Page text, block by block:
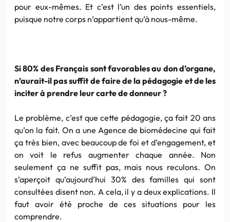
pour eux-mêmes. Et c’est l’un des points essentiels,
puisque notre corps n’appartient qu’à nous-même.
Si 80% des Français sont favorables au don d’organe,
n’aurait-il pas suffit de faire de la pédagogie et de les
inciter à prendre leur carte de donneur ?
Le problème, c’est que cette pédagogie, ça fait 20 ans
qu’on la fait. On a une Agence de biomédecine qui fait
ça très bien, avec beaucoup de foi et d’engagement, et
on voit le refus augmenter chaque année. Non
seulement ça ne suffit pas, mais nous reculons. On
s’aperçoit qu’aujourd’hui 30% des familles qui sont
consultées disent non. A cela, il y a deux explications. Il
faut avoir été proche de ces situations pour les
comprendre.